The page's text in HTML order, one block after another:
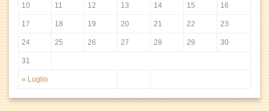
« Luglio
10 11 12 13 14 15 16
17 18 19 20 21 22 23
24 25 26 27 28 29 30
31